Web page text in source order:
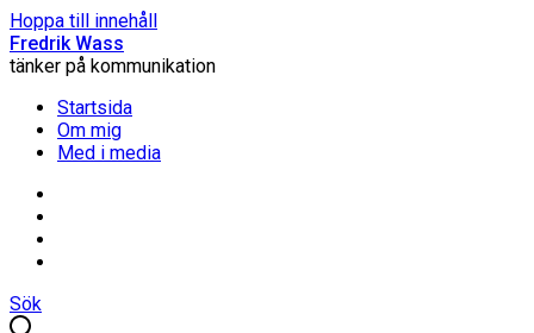
Hoppa till innehåll
Fredrik Wass
tänker på kommunikation
Startsida
Om mig
Med i media
Sök